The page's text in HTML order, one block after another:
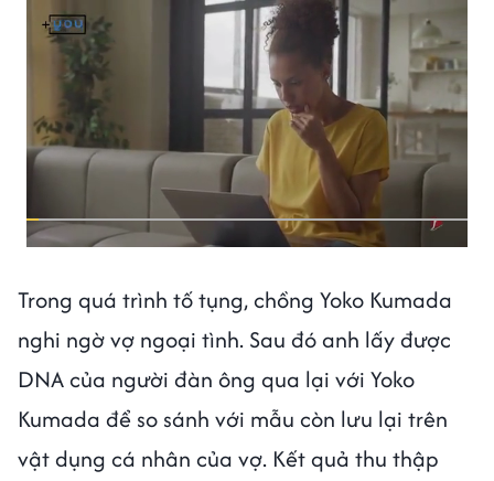
Trong quá trình tố tụng, chồng Yoko Kumada
nghi ngờ vợ ngoại tình. Sau đó anh lấy được
DNA của người đàn ông qua lại với Yoko
Kumada để so sánh với mẫu còn lưu lại trên
vật dụng cá nhân của vợ. Kết quả thu thập